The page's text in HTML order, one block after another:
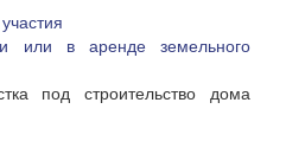
или в аренде земельного
под строительство дома